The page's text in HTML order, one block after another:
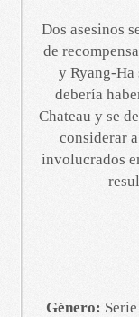
Dos asesinos
de
y Ryang-
debería
Chateau y se
considerar
involucrados
Género: